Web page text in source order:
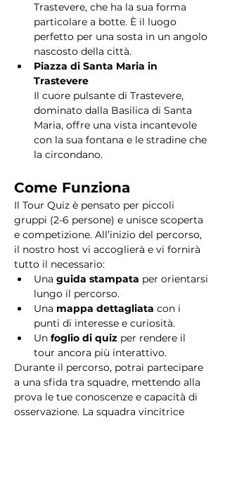
Trastevere, che ha la sua forma
particolare a botte. È il luogo
perfetto per una sosta in un angolo
nascosto della città.
Piazza di Santa Maria in
Trastevere
Il cuore pulsante di Trastevere,
dominato dalla Basilica di Santa
Maria, offre una vista incantevole
con la sua fontana e le stradine che
la circondano.
Come Funziona
Il Tour Quiz è pensato per piccoli
gruppi (2-6 persone) e unisce scoperta
e competizione. All’inizio del percorso,
il nostro host vi accoglierà e vi fornirà
tutto il necessario:
Una guida stampata per orientarsi
lungo il percorso.
Una mappa dettagliata con i
punti di interesse e curiosità.
Un foglio di quiz per rendere il
tour ancora più interattivo.
Durante il percorso, potrai partecipare
a una sfida tra squadre, mettendo alla
prova le tue conoscenze e capacità di
osservazione. La squadra vincitrice